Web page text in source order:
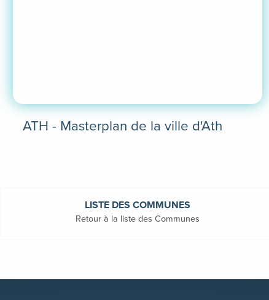
ATH - Masterplan de la ville d'Ath
LISTE DES COMMUNES
Retour à la liste des Communes